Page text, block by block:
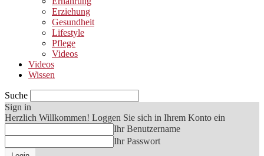
Erziehung
Gesundheit
Lifestyle
Pflege
Videos
Videos
Wissen
Suche
Sign in
Herzlich Willkommen! Loggen Sie sich in Ihrem Konto ein
Ihr Benutzername
Ihr Passwort